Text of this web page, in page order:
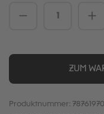
Produkt
ZUM
Produktnummer: